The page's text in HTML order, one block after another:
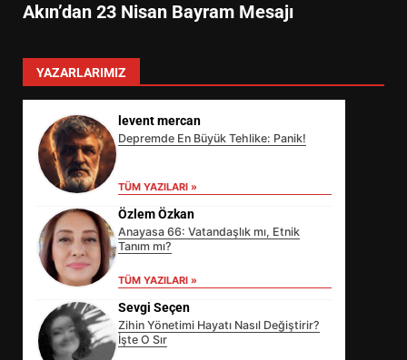
Akın’dan 23 Nisan Bayram Mesajı
YAZARLARIMIZ
levent mercan
Depremde En Büyük Tehlike: Panik!
TÜM YAZILARI »
Özlem Özkan
Anayasa 66: Vatandaşlık mı, Etnik
Tanım mı?
TÜM YAZILARI »
Sevgi Seçen
Zihin Yönetimi Hayatı Nasıl Değiştirir?
İşte O Sır